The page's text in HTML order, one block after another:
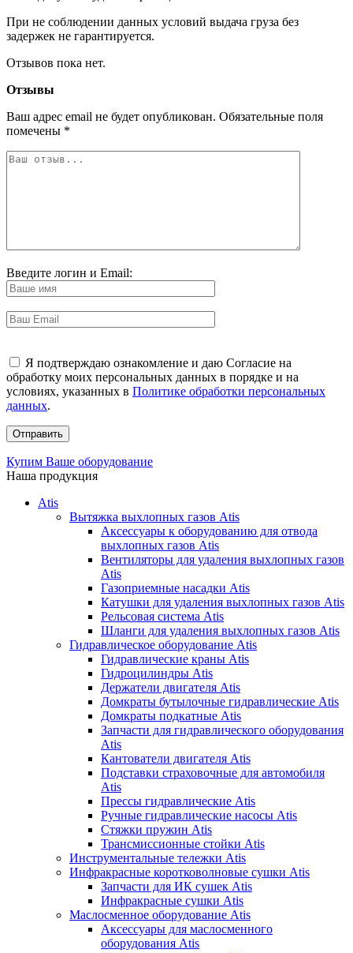
При не соблюдении данных условий выдача груза без
задержек не гарантируется.
Отзывов пока нет.
Отзывы
Ваш адрес email не будет опубликован. Обязательные поля
помечены *
Введите логин и Email:
Я подтверждаю ознакомление и даю Согласие на
обработку моих персональных данных в порядке и на
условиях, указанных в Политике обработки персональных
данных.
Купим Ваше оборудование
Наша продукция
Atis
Вытяжка выхлопных газов Atis
Аксессуары к оборудованию для отвода
выхлопных газов Atis
Вентиляторы для удаления выхлопных газов
Atis
Газоприемные насадки Atis
Катушки для удаления выхлопных газов Atis
Рельсовая система Atis
Шланги для удаления выхлопных газов Atis
Гидравлическое оборудование Atis
Гидравлические краны Atis
Гидроцилиндры Atis
Держатели двигателя Atis
Домкраты бутылочные гидравлические Atis
Домкраты подкатные Atis
Запчасти для гидравлического оборудования
Atis
Кантователи двигателя Atis
Подставки страховочные для автомобиля
Atis
Прессы гидравлические Atis
Ручные гидравлические насосы Atis
Стяжки пружин Atis
Трансмиссионные стойки Atis
Инструментальные тележки Atis
Инфракрасные коротковолновые сушки Atis
Запчасти для ИК сушек Atis
Инфракрасные сушки Atis
Маслосменное оборудование Atis
Аксессуары для маслосменного
оборудования Atis